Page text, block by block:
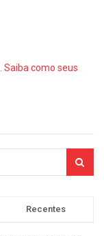
Saiba como seus
Recentes